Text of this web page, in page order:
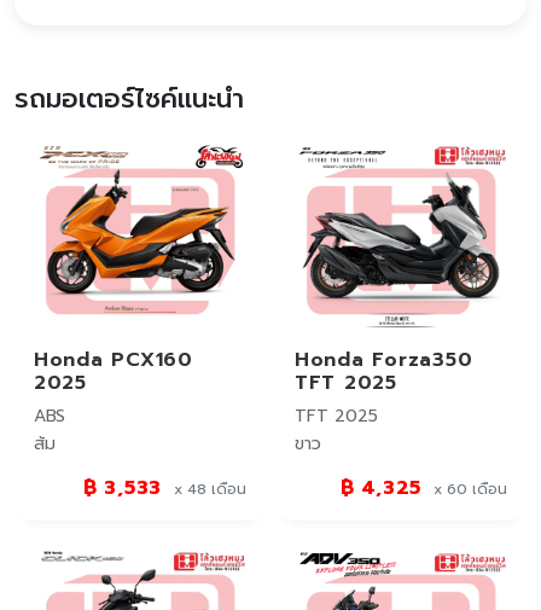
รถมอเตอร์ไซค์แนะนำ
Honda PCX160
2025
ABS
ส้ม
฿ 3,533 x 48 เดือน
Honda Forza350
TFT 2025
TFT 2025
ขาว
฿ 4,325 x 60 เดือน